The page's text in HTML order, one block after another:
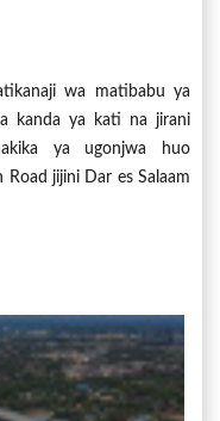
wa matibabu ya
kanda ya kati na jirani
ya ugonjwa huo
jijini Dar es Salaam